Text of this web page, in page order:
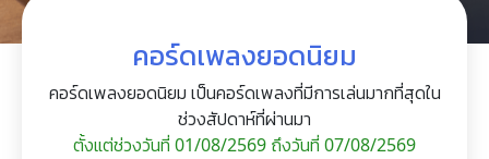
คอร์ดเพลงยอดนิยม
คอร์ดเพลงยอดนิยม เป็นคอร์ดเพลงที่มีการเล่นมากที่สุดใน
ช่วงสัปดาห์ที่ผ่านมา
ตั้งแต่ช่วงวันที่ 01/08/2569 ถึงวันที่ 07/08/2569